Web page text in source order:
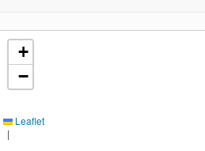
+
−
Leaflet
|